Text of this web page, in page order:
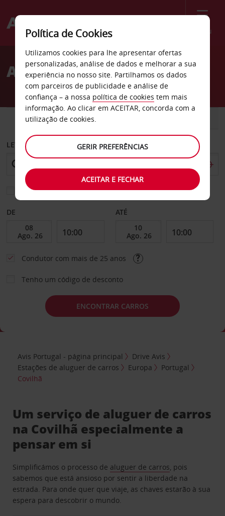
Menu
Welcome
AvisAluguer de carros Covilhã
CARRO
LEVANTAR EM
Escolher uma estação de devolução diferente
DE ATÉ
Condutor com mais de 25 anos
Tenho um código de desconto
ENCONTRAR CARROS
Avis Portugal - página principal
Drive Avis
Estações de aluguer de carros
Europa
Portugal
Covilhã
Um serviço de aluguer de carros
na Covilhã especialmente a
pensar em si
Simplificámos o processo de aluguer de carros , pois
sabemos que está ansioso por sentir a liberdade na
estrada. Para onde quer que viaje, as chaves estarão à sua
espera para descobrir o mundo.
Política de Cookies
Utilizamos cookies para lhe apresentar ofertas
personalizadas, análise de dados e melhorar a sua
experiência no nosso site. Partilhamos os dados
com parceiros de publicidade e análise de
confiança – a nossa política de cookies tem mais
informação. Ao clicar em ACEITAR, concorda com a
utilização de cookies.
GERIR PREFERÊNCIAS
ACEITAR E FECHAR